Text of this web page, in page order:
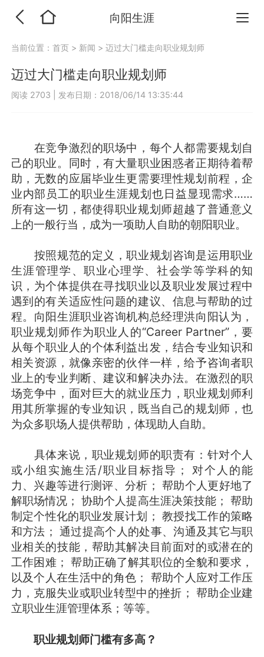
向阳生涯
当前位置：首页 > 新闻 >迈过大门槛走向职业规划师
迈过大门槛走向职业规划师
阅读 2703 发布日期：2018/06/14 13:35:44
在竞争激烈的职场中，每个人都需要规划自
己的职业。同时，有大量职业困惑者正期待着帮
助，无数的应届毕业生更需要理性规划前程，企
业内部员工的职业生涯规划也日益显现需求……
所有这一切，都使得职业规划师超越了普通意义
上的一般行当，成为一项助人自助的朝阳职业。
按照规范的定义，职业规划咨询是运用职业
生涯管理学、职业心理学、社会学等学科的知
识，为个体提供在寻找职业以及职业发展过程中
遇到的有关适应性问题的建议、信息与帮助的过
程。向阳生涯职业咨询机构总经理洪向阳认为，
职业规划师作为职业人的“Career Partner”，要
从每个职业人的个体利益出发，结合专业知识和
相关资源，就像亲密的伙伴一样，给予咨询者职
业上的专业判断、建议和解决办法。在激烈的职
场竞争中，面对巨大的就业压力，职业规划师利
用其所掌握的专业知识，既当自己的规划师，也
为众多职场人提供帮助，体现助人自助。
具体来说，职业规划师的职责有：针对个人
或小组实施生活/职业目标指导； 对个人的能
力、兴趣等进行测评、分析； 帮助个人更好地了
解职场情况； 协助个人提高生涯决策技能； 帮助
制定个性化的职业发展计划； 教授找工作的策略
和方法； 通过提高个人的处事、沟通及其它与职
业相关的技能，帮助其解决目前面对的或潜在的
工作困难； 帮助正确了解其职位的全貌和要求，
以及个人在生活中的角色； 帮助个人应对工作压
力，克服失业或职业转型中的挫折； 帮助企业建
立职业生涯管理体系；等等。
职业规划师门槛有多高？